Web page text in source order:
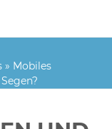
» Mobiles